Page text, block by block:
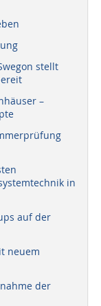
stellt
–
in
auf der
neuem
der